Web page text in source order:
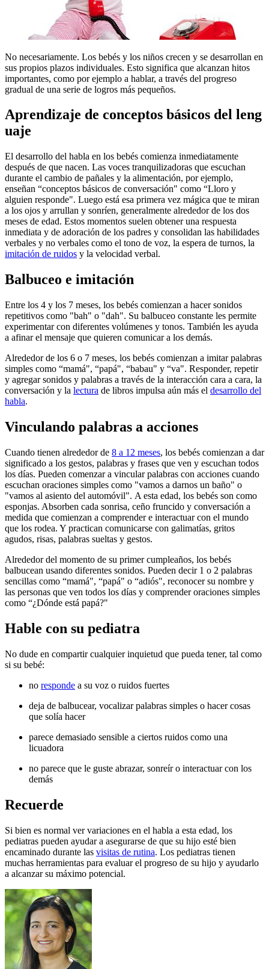
​No necesariamente. Los bebés y los niños crecen y se desarrollan en
sus propios plazos individuales. Esto significa que alcanzan hitos
importantes, como por ejemplo a hablar, a través del progreso
gradual de una serie de logros más pequeños.
Aprendizaje de conceptos básicos del leng​​
uaje
El desarrollo del habla en los bebés comienza inmediatamente
después de que nacen. Las voces tranquilizadoras que escuchan
durante el cambio de pañales y la alimentación, por ejemplo,
enseñan “conceptos básicos de conversación" como “Lloro y
alguien responde". Luego está esa primera vez mágica que te miran
a los ojos y arrullan y sonríen, generalmente alrededor de los dos
meses de edad. Estos momentos suelen obtener una respuesta
inmediata y de adoración de los padres y consolidan las habilidades
verbales y no verbales como el tono de voz, la espera de turnos, la
imitación de ruidos y la velocidad verbal.
Balbuceo e im​itación
Entre los 4 y los 7 meses, los bebés comienzan a hacer sonidos
repetitivos como "bah" o "dah". Su balbuceo constante les permite
experimentar con diferentes volúmenes y tonos. También les ayuda
a afinar el mensaje que quieren comunicar a los demás.
Alrededor de los 6 o 7 meses, los bebés comienzan a imitar palabras
simples como “mamá", “papá", “babau" y “va". Responder, repetir
y agregar sonidos y palabras a través de la interacción cara a cara, la
conversación y la lectura de libros impulsa aún más el desarrollo del
habla.
Vinculando palabras a acci​ones
Cuando tienen alrededor de 8 a 12 meses, los bebés comienzan a dar
significado a los gestos, palabras y frases que ven y escuchan todos
los días. Pueden comenzar a vincular palabras con acciones cuando
escuchan oraciones simples como "vamos a darnos un baño" o
"vamos al asiento del automóvil". A esta edad, los bebés son como
esponjas. Absorben cada sonrisa, ceño fruncido y conversación a
medida que comienzan a comprender e interactuar con el mundo
que los rodea. Y practican comunicarse con galimatías, gritos
agudos, risas, palabras sueltas y gestos.
Alrededor del momento de su primer cumpleaños, los bebés
balbucean usando diferentes sonidos. Pueden decir 1 o 2 palabras
sencillas como “mamá", “papá" o “adiós", reconocer su nombre y
las personas que ven todos los días y comprender oraciones simples
como “¿Dónde está papá?"
Hable con su pe​diatra
No dude en compartir cualquier inquietud que pueda tener, tal como
si su bebé:
no responde a su voz o ruidos fuertes
deja de balbucear, vocalizar palabras simples o hacer cosas
que solía hacer
parece demasiado sensible a ciertos ruidos como una
licuadora
no parece que le guste abrazar, sonreír o interactuar con los
demás
Recue​rde
Si bien es normal ver variaciones en el habla a esta edad, los
pediatras pueden ayudar a asegurarse de que su hijo esté bien
encaminado durante las visitas de rutina. Los pediatras tienen
muchas herramientas para evaluar el progreso de su hijo y ayudarlo
a alcanzar su máximo potencial.​